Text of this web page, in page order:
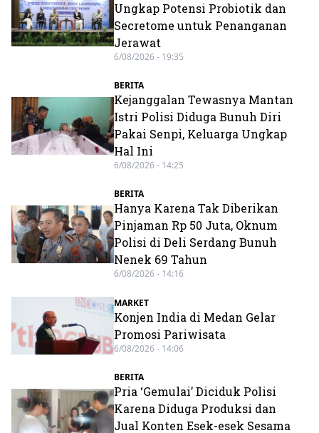
Ungkap Potensi Probiotik dan
Secretome untuk Penanganan
Jerawat
6/08/2026 - 19:35
BERITA
Kejanggalan Tewasnya Mantan
Istri Polisi Diduga Bunuh Diri
Pakai Senpi, Keluarga Ungkap
Hal Ini
6/08/2026 - 14:25
BERITA
Hanya Karena Tak Diberikan
Pinjaman Rp 50 Juta, Oknum
Polisi di Deli Serdang Bunuh
Nenek 69 Tahun
6/08/2026 - 14:16
MARKET
Konjen India di Medan Gelar
Promosi Pariwisata
6/08/2026 - 14:06
BERITA
Pria ‘Gemulai’ Diciduk Polisi
Karena Diduga Produksi dan
Jual Konten Esek-esek Sesama